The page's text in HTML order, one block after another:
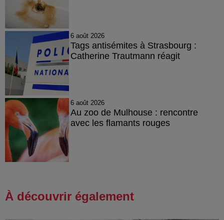
6 août 2026
Tags antisémites à Strasbourg :
Catherine Trautmann réagit
6 août 2026
Au zoo de Mulhouse : rencontre
avec les flamants rouges
À découvrir également